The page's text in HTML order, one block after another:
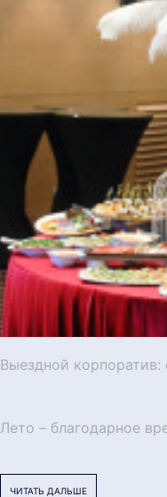
Выездной корпоратив:
Лето – благодарное
ЧИТАТЬ ДАЛЬШЕ